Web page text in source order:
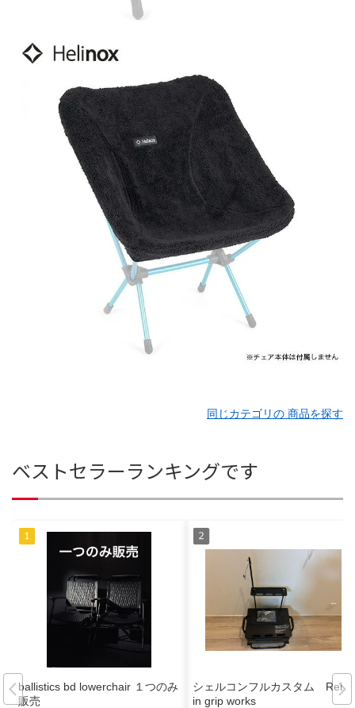
同じカテゴリの 商品を探す
ベストセラーランキングです
ballistics bd lowerchair １つのみ
販売
シェルコンフルカスタム Reiss
in grip works